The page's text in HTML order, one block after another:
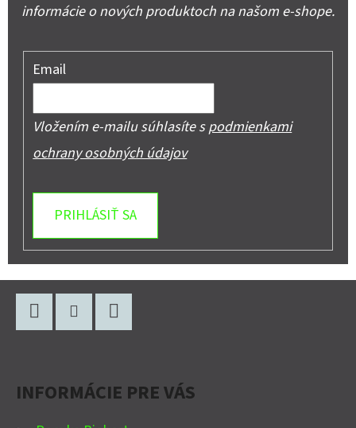
informácie o nových produktoch na našom e-shope.
Email
Vložením e-mailu súhlasíte spodmienkami
ochrany osobných údajov
PRIHLÁSIŤ SA
INFORMÁCIE PRE VÁS